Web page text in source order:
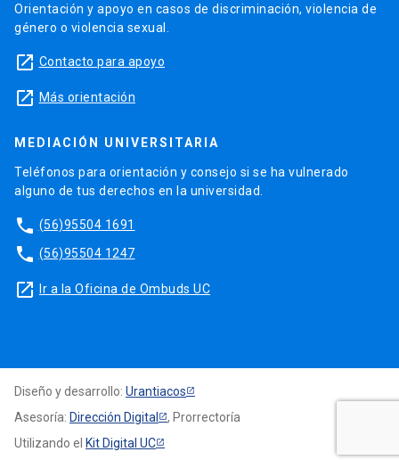
Orientación y apoyo en casos de discriminación, violencia de
género o violencia sexual.
launch Contacto para apoyo
launch Más orientación
MEDIACIÓN UNIVERSITARIA
Teléfonos para orientación y consejo si se ha vulnerado
alguno de tus derechos en la universidad.
phone (56)95504 1691
phone (56)95504 1247
launch Ir a la Oficina de Ombuds UC
Diseño y desarrollo: Urantiacos
Asesoría: Dirección Digital
, Prorrectoría
Utilizando el Kit Digital UC